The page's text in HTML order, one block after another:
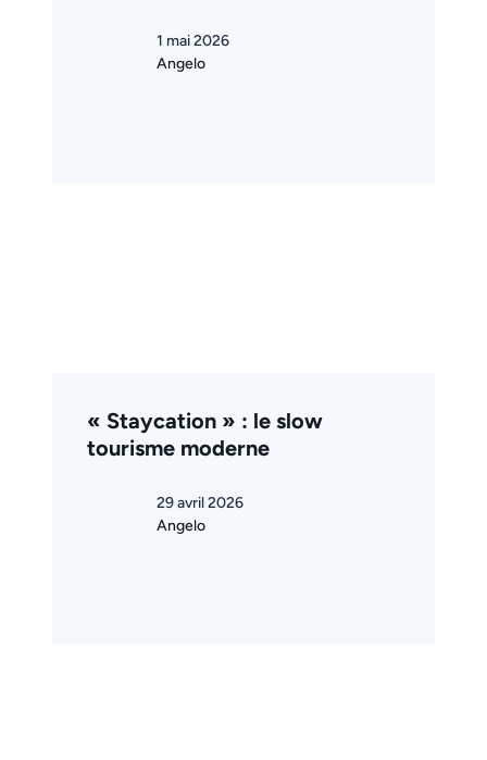
1 mai 2026
Angelo
« Staycation » : le slow
tourisme moderne
29 avril 2026
Angelo